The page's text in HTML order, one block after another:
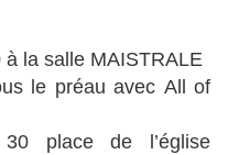
la salle MAISTRALE
le préau avec All of
place de l’église